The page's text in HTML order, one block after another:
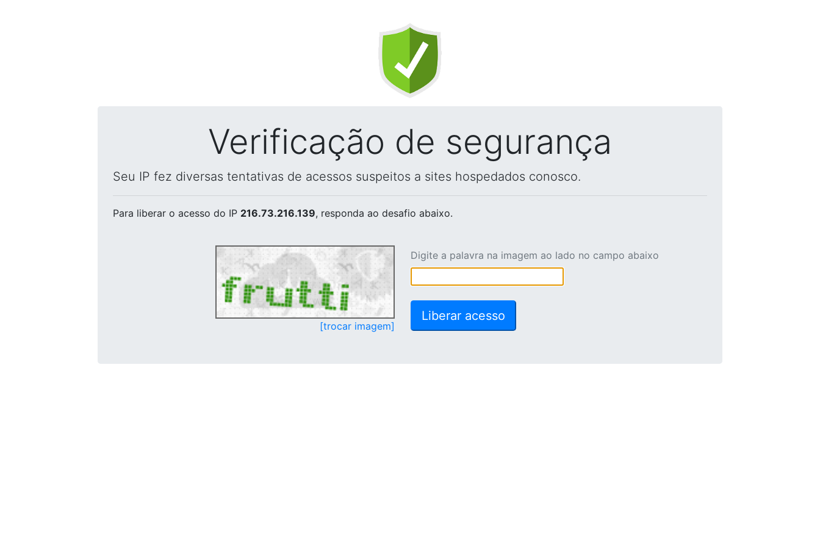
Verificação de segurança
Seu IP fez diversas tentativas de acessos suspeitos a sites hospedados conosco.
Para liberar o acesso do IP 216.73.216.139, responda ao desafio abaixo.
[trocar imagem]
Digite a palavra na imagem ao lado no campo abaixo